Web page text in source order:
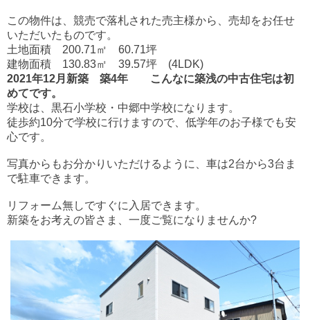
この物件は、競売で落札された売主様から、売却をお任せ
いただいた ものです。
土地面積 200.71㎡ 60.71坪
建物面積 130.83㎡ 39.57坪 (4LDK)
2021年12月新築 築4年 こんなに築浅の中古住宅は初
めてです。
学校は、黒石小学校・中郷中学校になります。
徒歩約10分で学校に行けますので、低学年のお子様でも安
心です。
写真からもお分かりいただけるように、車は2台から3台ま
で駐車できます。
リフォーム無しですぐに入居できます。
新築をお考えの皆さま、一度ご覧になりませんか?